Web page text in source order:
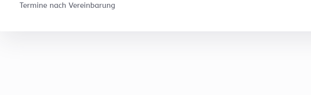
Termine nach Vereinbarung